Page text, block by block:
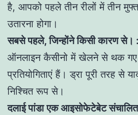
है, आपको पहले तीन रीलों में तीन
उतारना होगा।
सबसे पहले, जिन्होंने किसी कारण से। :
ऑनलाइन कैसीनो में खेलने से थक गए
प्रतियोगिताएं हैं। ड्रा पूरी तरह से
निश्चित रूप से।
दलाई पांडा एक आइसोफेटेबेट संचालित